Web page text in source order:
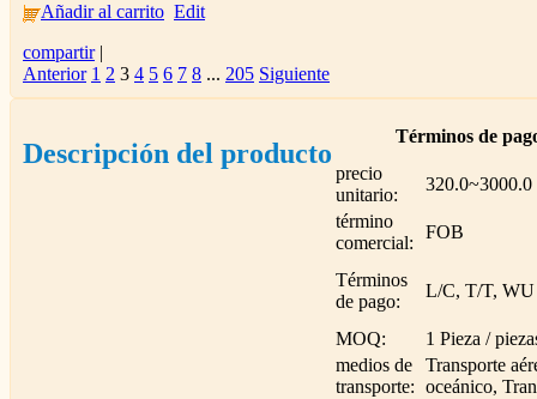
Añadir al carrito Edit
compartir |
Anterior 1 2 3 4 5 6 7 8 ... 205 Siguiente
Descripción del producto
Términos de
precio
unitario:
término
comercial:
FOB
Términos
de pago:
L/C, T/T, WU
MOQ:
1 Pieza /
medios de
transporte:
Transporte
oceánico,